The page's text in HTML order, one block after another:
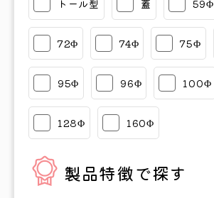
トール型 蓋 59Φ
72Φ 74Φ 75Φ
95Φ 96Φ 100Φ
128Φ 160Φ
製品特徴で探す